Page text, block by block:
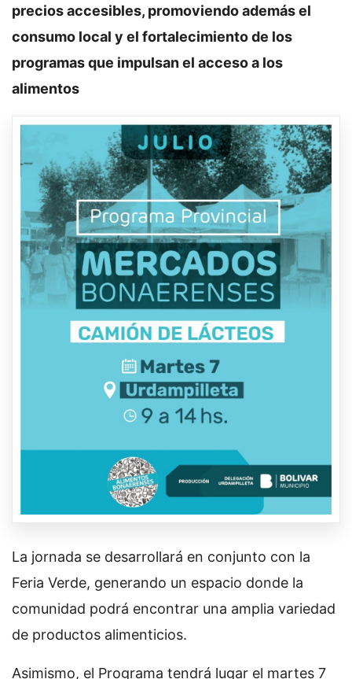
precios accesibles, promoviendo además el
consumo local y el fortalecimiento de los
programas que impulsan el acceso a los
alimentos
La jornada se desarrollará en conjunto con la
Feria Verde, generando un espacio donde la
comunidad podrá encontrar una amplia variedad
de productos alimenticios.
Asimismo, el Programa tendrá lugar el martes 7